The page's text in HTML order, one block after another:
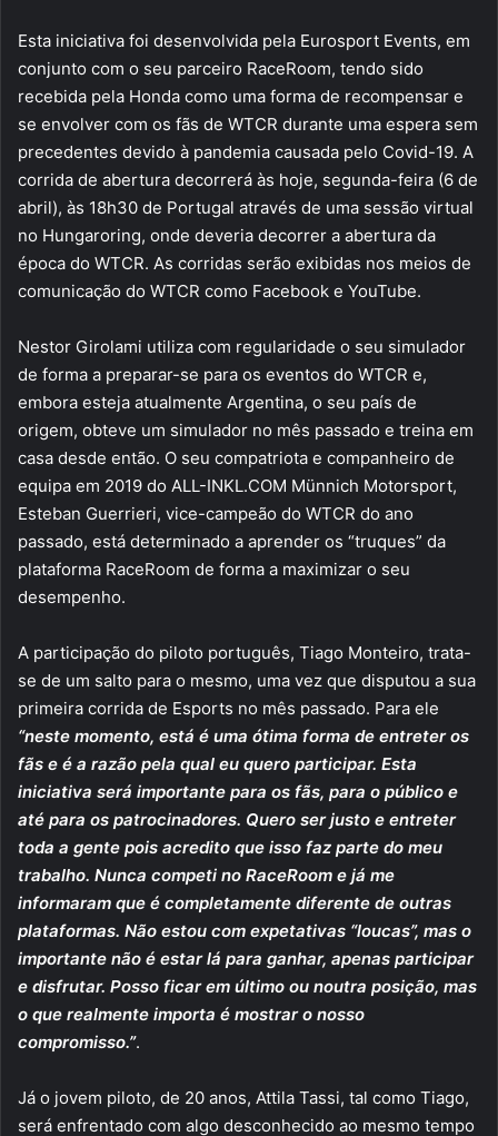
Esta iniciativa foi desenvolvida pela Eurosport Events, em
conjunto com o seu parceiro RaceRoom, tendo sido
recebida pela Honda como uma forma de recompensar e
se envolver com os fãs de WTCR durante uma espera sem
precedentes devido à pandemia causada pelo Covid-19. A
corrida de abertura decorrerá às hoje, segunda-feira (6 de
abril), às 18h30 de Portugal através de uma sessão virtual
no Hungaroring, onde deveria decorrer a abertura da
época do WTCR. As corridas serão exibidas nos meios de
comunicação do WTCR como Facebook e YouTube.
Nestor Girolami utiliza com regularidade o seu simulador
de forma a preparar-se para os eventos do WTCR e,
embora esteja atualmente Argentina, o seu país de
origem, obteve um simulador no mês passado e treina em
casa desde então. O seu compatriota e companheiro de
equipa em 2019 do ALL-INKL.COM Münnich Motorsport,
Esteban Guerrieri, vice-campeão do WTCR do ano
passado, está determinado a aprender os “truques” da
plataforma RaceRoom de forma a maximizar o seu
desempenho.
A participação do piloto português, Tiago Monteiro, trata-
se de um salto para o mesmo, uma vez que disputou a sua
primeira corrida de Esports no mês passado. Para ele
“neste momento, está é uma ótima forma de entreter os
fãs e é a razão pela qual eu quero participar. Esta
iniciativa será importante para os fãs, para o público e
até para os patrocinadores. Quero ser justo e entreter
toda a gente pois acredito que isso faz parte do meu
trabalho. Nunca competi no RaceRoom e já me
informaram que é completamente diferente de outras
plataformas. Não estou com expetativas “loucas”, mas o
importante não é estar lá para ganhar, apenas participar
e disfrutar. Posso ficar em último ou noutra posição, mas
o que realmente importa é mostrar o nosso
compromisso.”.
Já o jovem piloto, de 20 anos, Attila Tassi, tal como Tiago,
será enfrentado com algo desconhecido ao mesmo tempo